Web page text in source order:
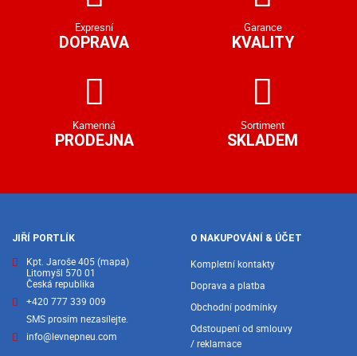
Expresní
DOPRAVA
Garance
KVALITY
Kamenná
PRODEJNA
Sortiment
SKLADEM
JIŘÍ PORTLÍK
Kpt. Jaroše 405(mapa)
Litomyšl 570 01
Česká republika
+420 777 339 009
SMS prosím nezasílejte.
info@levnepneu.com
O NAKUPOVÁNÍ & ÚČET
Kompletní kontakty
Doprava a platba
Obchodní podmínky
Odstoupení od smlouvy
/ reklamace